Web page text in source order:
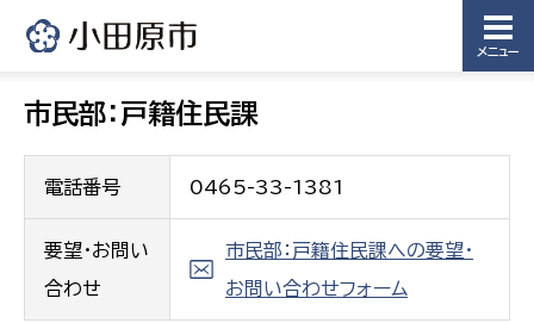
メニュー
市民部：戸籍住民課
電話番号 0465-33-1381
要望・お問い
合わせ
市民部：戸籍住民課への要望・
お問い合わせフォーム